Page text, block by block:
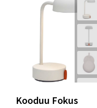
Kooduu Fokus